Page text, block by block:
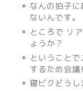
なんの拍子
ないんです。
ところで リ
ょうか？
ということ
するため会
寝ビクどうし